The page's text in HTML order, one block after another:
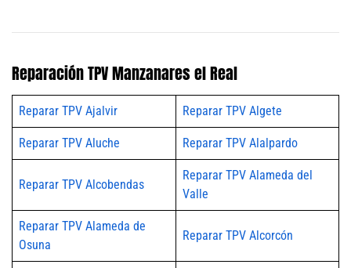
Reparación TPV Manzanares el Real
Reparar TPV Ajalvir Reparar TPV Algete
Reparar TPV Aluche Reparar TPV Alalpardo
Reparar TPV Alcobendas
Reparar TPV Alameda del
Valle
Reparar TPV Alameda de
Osuna
Reparar TPV Alcorcón